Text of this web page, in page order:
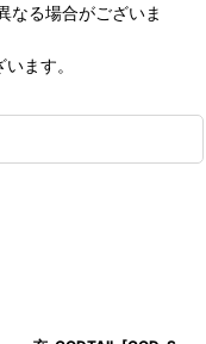
なる場合がございま
ます。